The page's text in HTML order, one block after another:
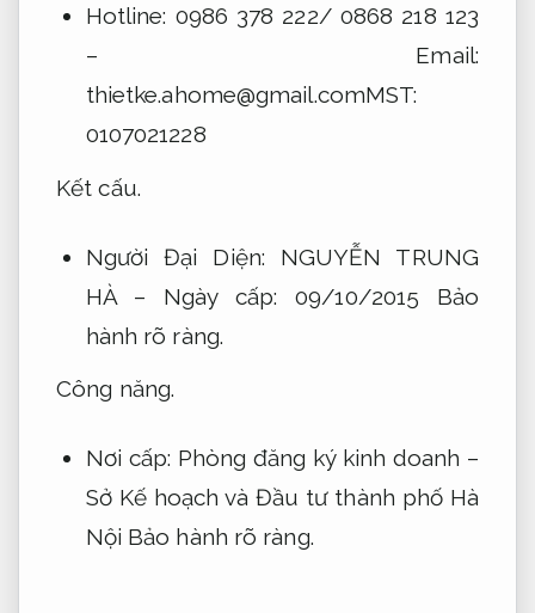
Hotline: 0986 378 222/ 0868 218 123
– Email:
thietke.ahome@gmail.comMST:
0107021228
Kết cấu.
Người Đại Diện: NGUYỄN TRUNG
HÀ – Ngày cấp: 09/10/2015 Bảo
hành rõ ràng.
Công năng.
Nơi cấp: Phòng đăng ký kinh doanh –
Sở Kế hoạch và Đầu tư thành phố Hà
Nội Bảo hành rõ ràng.